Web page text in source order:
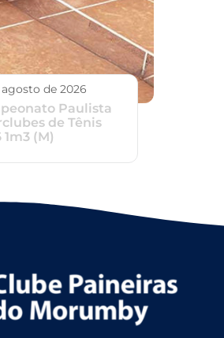
agosto de 2026
Paulista
de Tênis
1m3 (M)